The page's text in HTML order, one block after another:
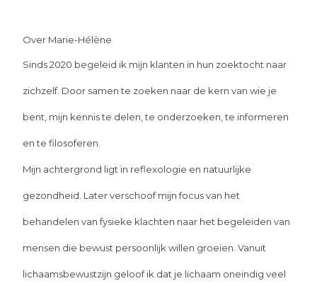
Over Marie-Hélène
Sinds 2020 begeleid ik mijn klanten in hun zoektocht naar
zichzelf. Door samen te zoeken naar de kern van wie je
bent, mijn kennis te delen, te onderzoeken, te informeren
en te filosoferen.
Mijn achtergrond ligt in reflexologie en natuurlijke
gezondheid. Later verschoof mijn focus van het
behandelen van fysieke klachten naar het begeleiden van
mensen die bewust persoonlijk willen groeien. Vanuit
lichaamsbewustzijn geloof ik dat je lichaam oneindig veel